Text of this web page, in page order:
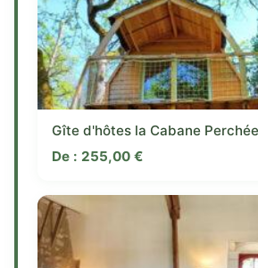
Gîte d'hôtes la Cabane Perchée
De : 255,00 €